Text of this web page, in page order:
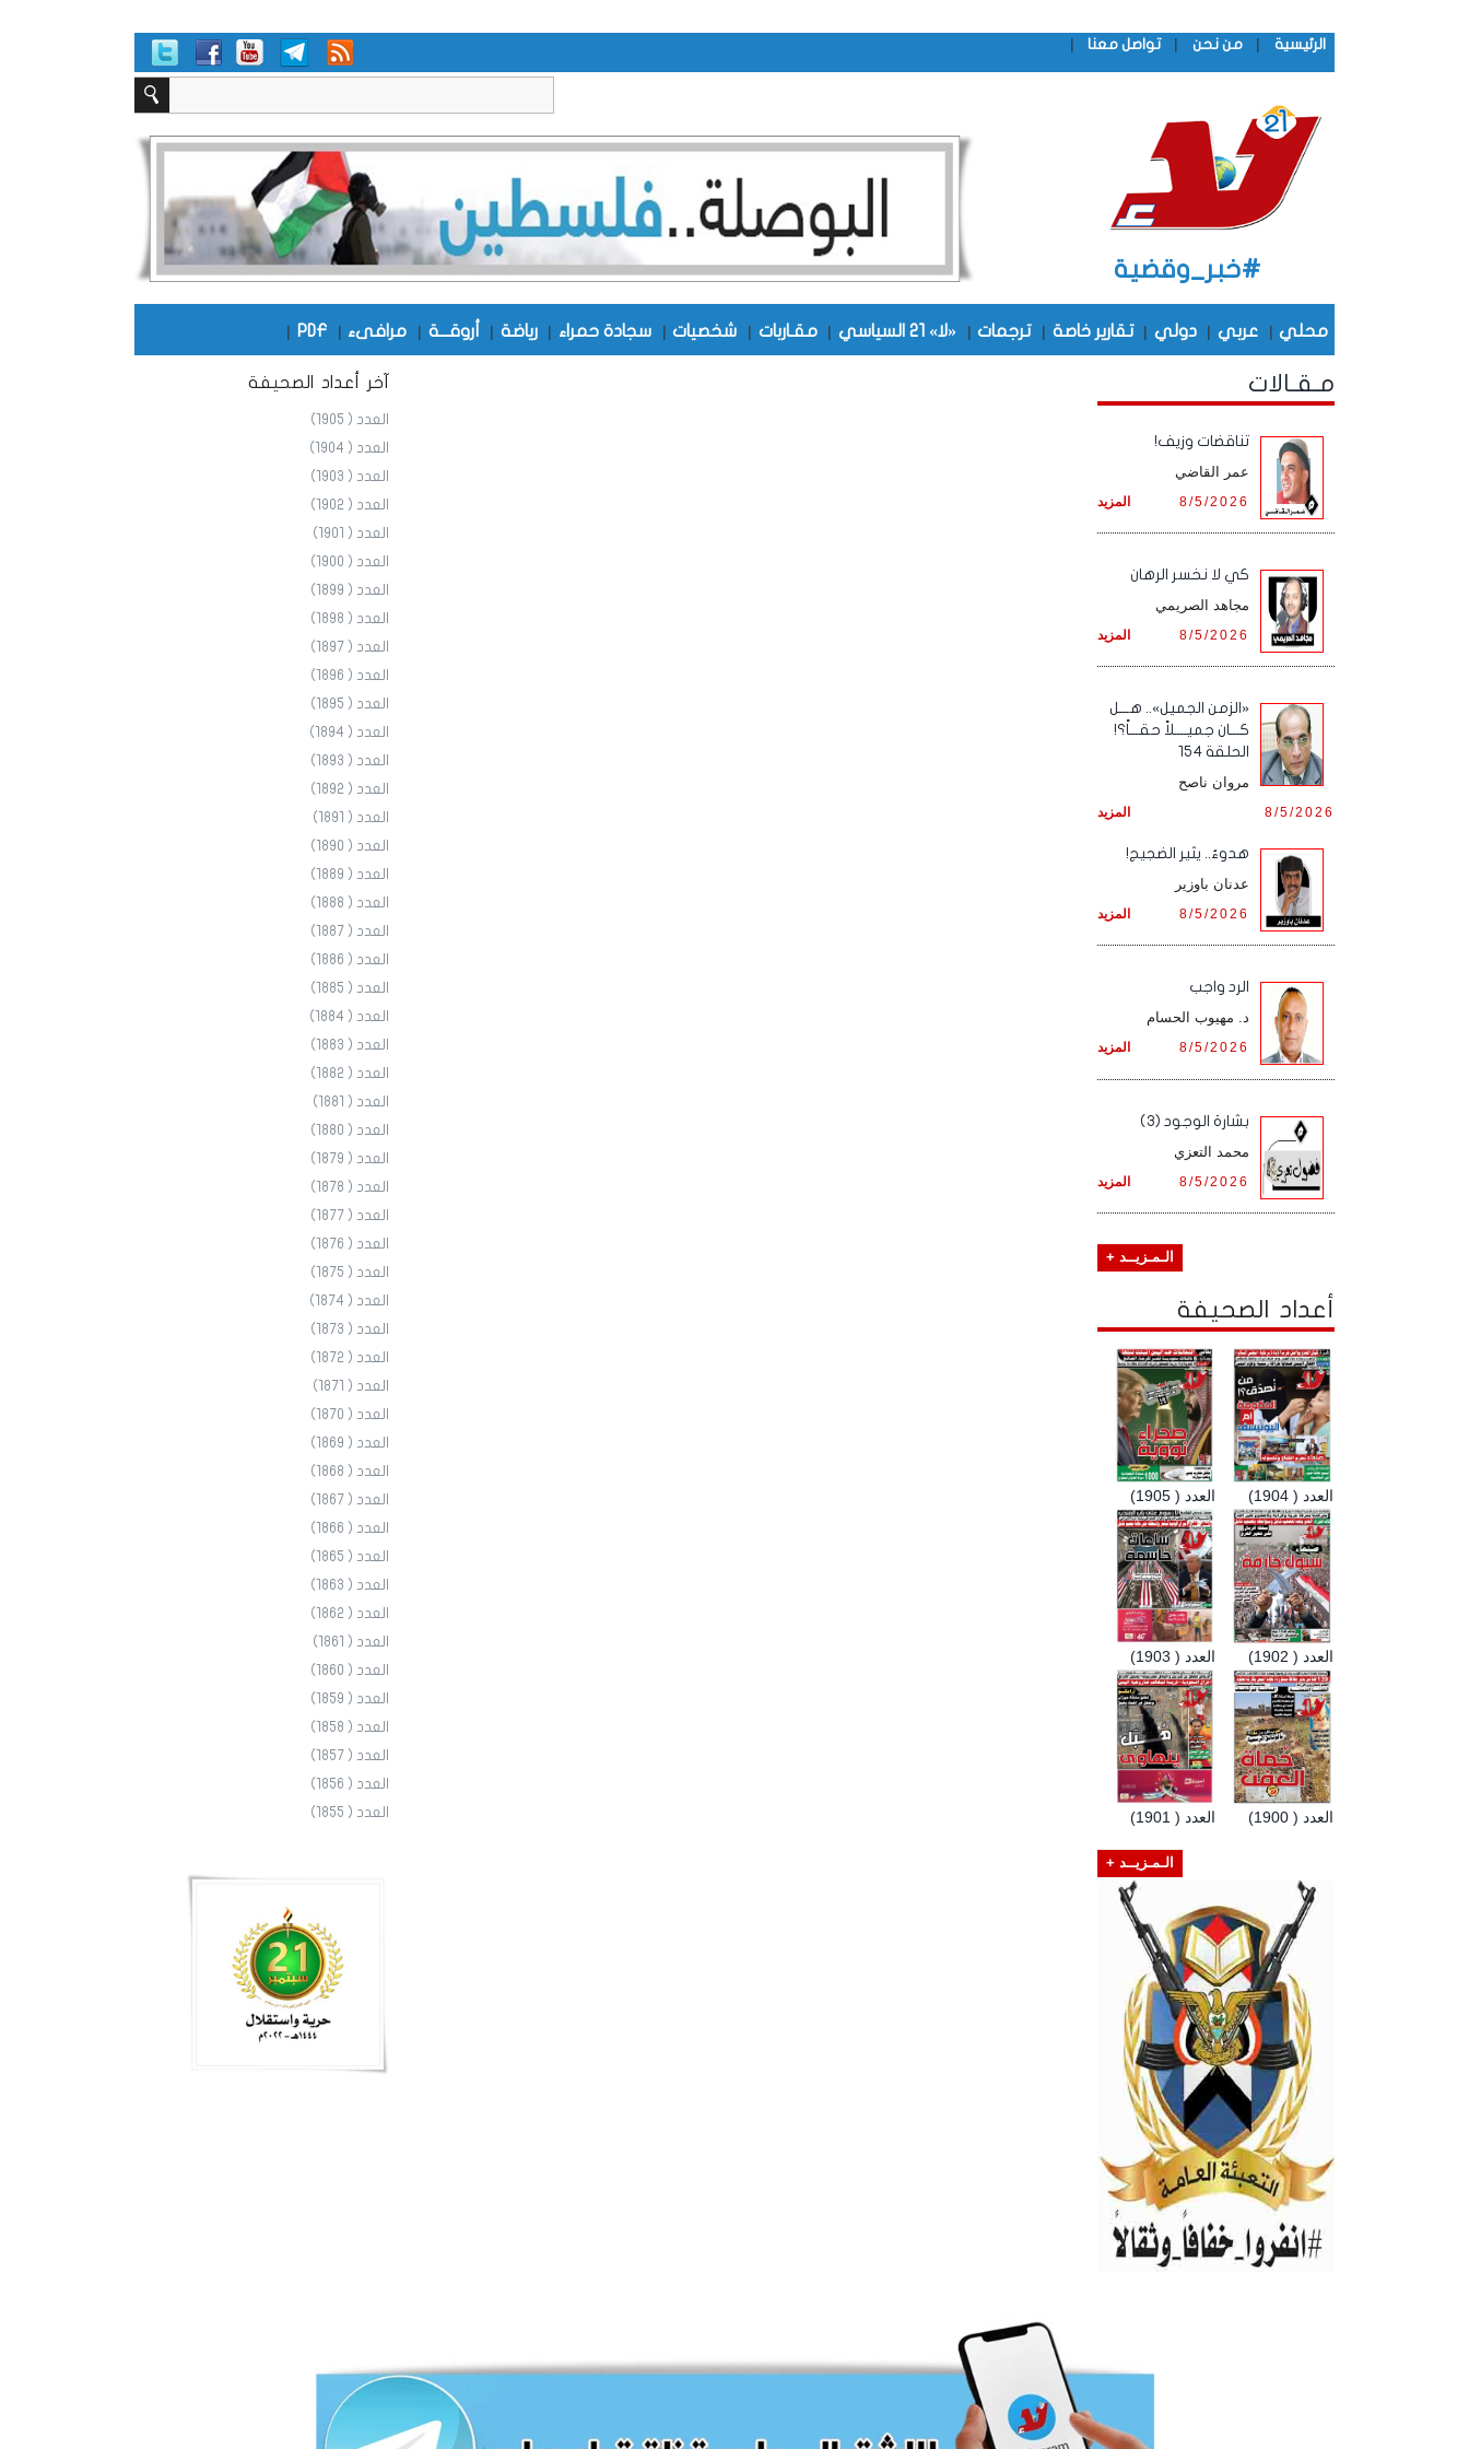
الرئيسية | من نحن | تواصل معنا |
#خبر_وقضية
محلي | عربي | دولي | تقارير خاصة | ترجمات | «لا» 21 السياسي | مقـاربات | شخصيات | سجادة حمراء | رياضة | أروقـــة | مرافىء |
PDF
|
آخر أعداد الصحيفة
العدد ( 1905)
العدد ( 1904)
العدد ( 1903)
العدد ( 1902)
العدد ( 1901)
العدد ( 1900)
العدد ( 1899)
العدد ( 1898)
العدد ( 1897)
العدد ( 1896)
العدد ( 1895)
العدد ( 1894)
العدد ( 1893)
العدد ( 1892)
العدد ( 1891)
العدد ( 1890)
العدد ( 1889)
العدد ( 1888)
العدد ( 1887)
العدد ( 1886)
العدد ( 1885)
العدد ( 1884)
العدد ( 1883)
العدد ( 1882)
العدد ( 1881)
العدد ( 1880)
العدد ( 1879)
العدد ( 1878)
العدد ( 1877)
العدد ( 1876)
العدد ( 1875)
العدد ( 1874)
العدد ( 1873)
العدد ( 1872)
العدد ( 1871)
العدد ( 1870)
العدد ( 1869)
العدد ( 1868)
العدد ( 1867)
العدد ( 1866)
العدد ( 1865)
العدد ( 1863)
العدد ( 1862)
العدد ( 1861)
العدد ( 1860)
العدد ( 1859)
العدد ( 1858)
العدد ( 1857)
العدد ( 1856)
العدد ( 1855)
مـقـالات
تناقضات وزيف!
عمر القاضي
المزيد 8/5/2026
كي لا نخسر الرهان
مجاهد الصريمي
المزيد 8/5/2026
«الزمن الجميل».. هـــل
كـــان جميــــلاً حقـــاً؟!
الحلقة 154
مروان ناصح
المزيد 8/5/2026
هدوءٌ.. يثير الضجيج!
عدنان باوزير
المزيد 8/5/2026
الرد واجب
د. مهيوب الحسام
المزيد 8/5/2026
بشارة الوجود (3)
محمد التعزي
المزيد 8/5/2026
الـمـزيــد +
أعداد الصحيفة
العدد ( 1905) العدد ( 1904)
العدد ( 1903) العدد ( 1902)
العدد ( 1901) العدد ( 1900)
الـمـزيــد +